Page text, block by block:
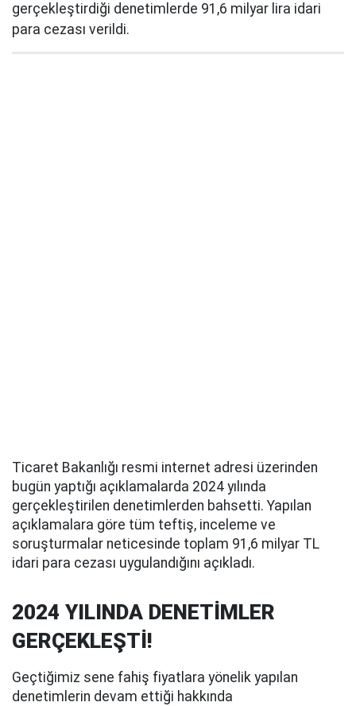
gerçekleştirdiği denetimlerde 91,6 milyar lira idari
para cezası verildi.
Ticaret Bakanlığı resmi internet adresi üzerinden
bugün yaptığı açıklamalarda 2024 yılında
gerçekleştirilen denetimlerden bahsetti. Yapılan
açıklamalara göre tüm teftiş, inceleme ve
soruşturmalar neticesinde toplam 91,6 milyar TL
idari para cezası uygulandığını açıkladı.
2024 YILINDA DENETİMLER
GERÇEKLEŞTİ!
Geçtiğimiz sene fahiş fiyatlara yönelik yapılan
denetimlerin devam ettiği hakkında